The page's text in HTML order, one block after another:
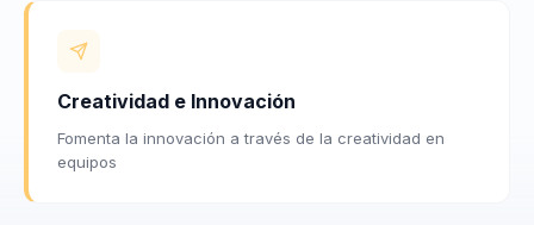
Creatividad e Innovación
Fomenta la innovación a través de la creatividad en
equipos